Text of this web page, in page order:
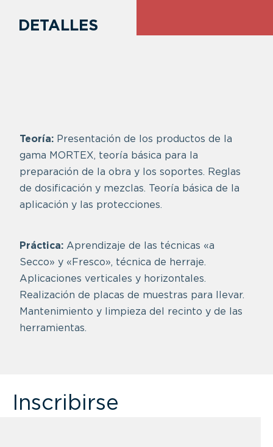
DETALLES
Teoría: Presentación de los productos de la
gama MORTEX, teoría básica para la
preparación de la obra y los soportes. Reglas
de dosificación y mezclas. Teoría básica de la
aplicación y las protecciones.
Práctica: Aprendizaje de las técnicas «a
Secco» y «Fresco», técnica de herraje.
Aplicaciones verticales y horizontales.
Realización de placas de muestras para llevar.
Mantenimiento y limpieza del recinto y de las
herramientas.
Inscribirse